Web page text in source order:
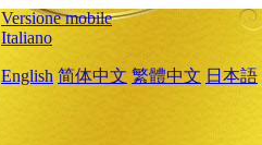
Versione mobile
Italiano
English 简体中文 繁體中文 日本語